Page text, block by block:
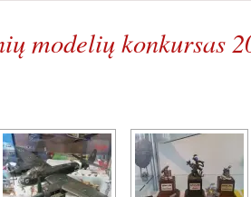
modelių konkursas